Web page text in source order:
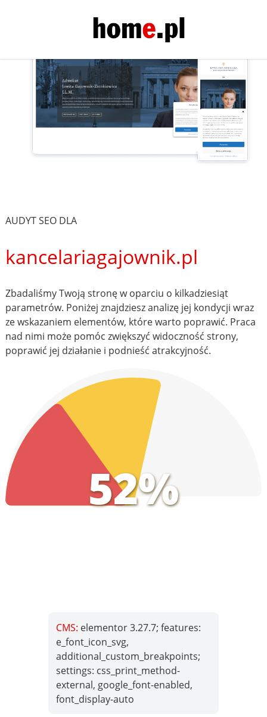
AUDYT SEO DLA
kancelariagajownik.pl
Zbadaliśmy Twoją stronę w oparciu o kilkadziesiąt
parametrów. Poniżej znajdziesz analizę jej kondycji wraz
ze wskazaniem elementów, które warto poprawić. Praca
nad nimi może pomóc zwiększyć widoczność strony,
poprawić jej działanie i podnieść atrakcyjność.
52%
CMS: elementor 3.27.7; features:
e_font_icon_svg,
additional_custom_breakpoints;
settings: css_print_method-
external, google_font-enabled,
font_display-auto